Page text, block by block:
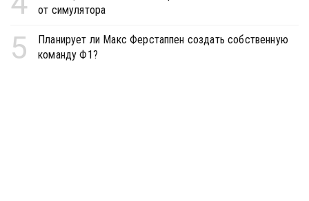
от симулятора
5
Планирует ли Макс Ферстаппен создать собственную
команду Ф1?